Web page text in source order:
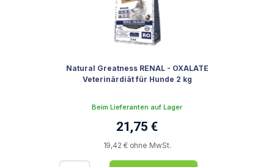
Natural Greatness RENAL - OXALATE
Veterinärdiät für Hunde 2 kg
Beim Lieferanten auf Lager
21,75 €
19,42 € ohne MwSt.